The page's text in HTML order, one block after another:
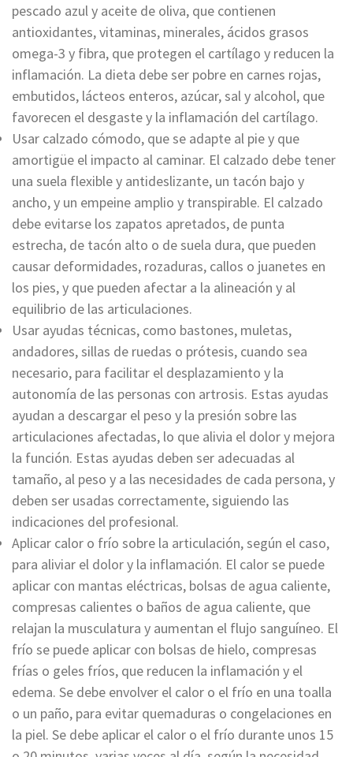
pescado azul y aceite de oliva, que contienen
antioxidantes, vitaminas, minerales, ácidos grasos
omega-3 y fibra, que protegen el cartílago y reducen la
inflamación. La dieta debe ser pobre en carnes rojas,
embutidos, lácteos enteros, azúcar, sal y alcohol, que
favorecen el desgaste y la inflamación del cartílago.
Usar calzado cómodo, que se adapte al pie y que
amortigüe el impacto al caminar. El calzado debe tener
una suela flexible y antideslizante, un tacón bajo y
ancho, y un empeine amplio y transpirable. El calzado
debe evitarse los zapatos apretados, de punta
estrecha, de tacón alto o de suela dura, que pueden
causar deformidades, rozaduras, callos o juanetes en
los pies, y que pueden afectar a la alineación y al
equilibrio de las articulaciones.
Usar ayudas técnicas, como bastones, muletas,
andadores, sillas de ruedas o prótesis, cuando sea
necesario, para facilitar el desplazamiento y la
autonomía de las personas con artrosis. Estas ayudas
ayudan a descargar el peso y la presión sobre las
articulaciones afectadas, lo que alivia el dolor y mejora
la función. Estas ayudas deben ser adecuadas al
tamaño, al peso y a las necesidades de cada persona, y
deben ser usadas correctamente, siguiendo las
indicaciones del profesional.
Aplicar calor o frío sobre la articulación, según el caso,
para aliviar el dolor y la inflamación. El calor se puede
aplicar con mantas eléctricas, bolsas de agua caliente,
compresas calientes o baños de agua caliente, que
relajan la musculatura y aumentan el flujo sanguíneo. El
frío se puede aplicar con bolsas de hielo, compresas
frías o geles fríos, que reducen la inflamación y el
edema. Se debe envolver el calor o el frío en una toalla
o un paño, para evitar quemaduras o congelaciones en
la piel. Se debe aplicar el calor o el frío durante unos 15